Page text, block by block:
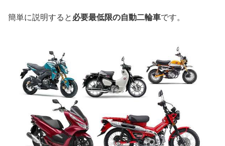
簡単に説明すると 必要最低限の自動二輪車です。